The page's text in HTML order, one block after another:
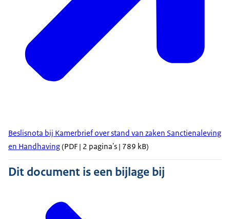
Beslisnota bij Kamerbrief over stand van zaken Sanctienaleving
en Handhaving(PDF | 2 pagina's | 789 kB)
Dit document is een bijlage bij